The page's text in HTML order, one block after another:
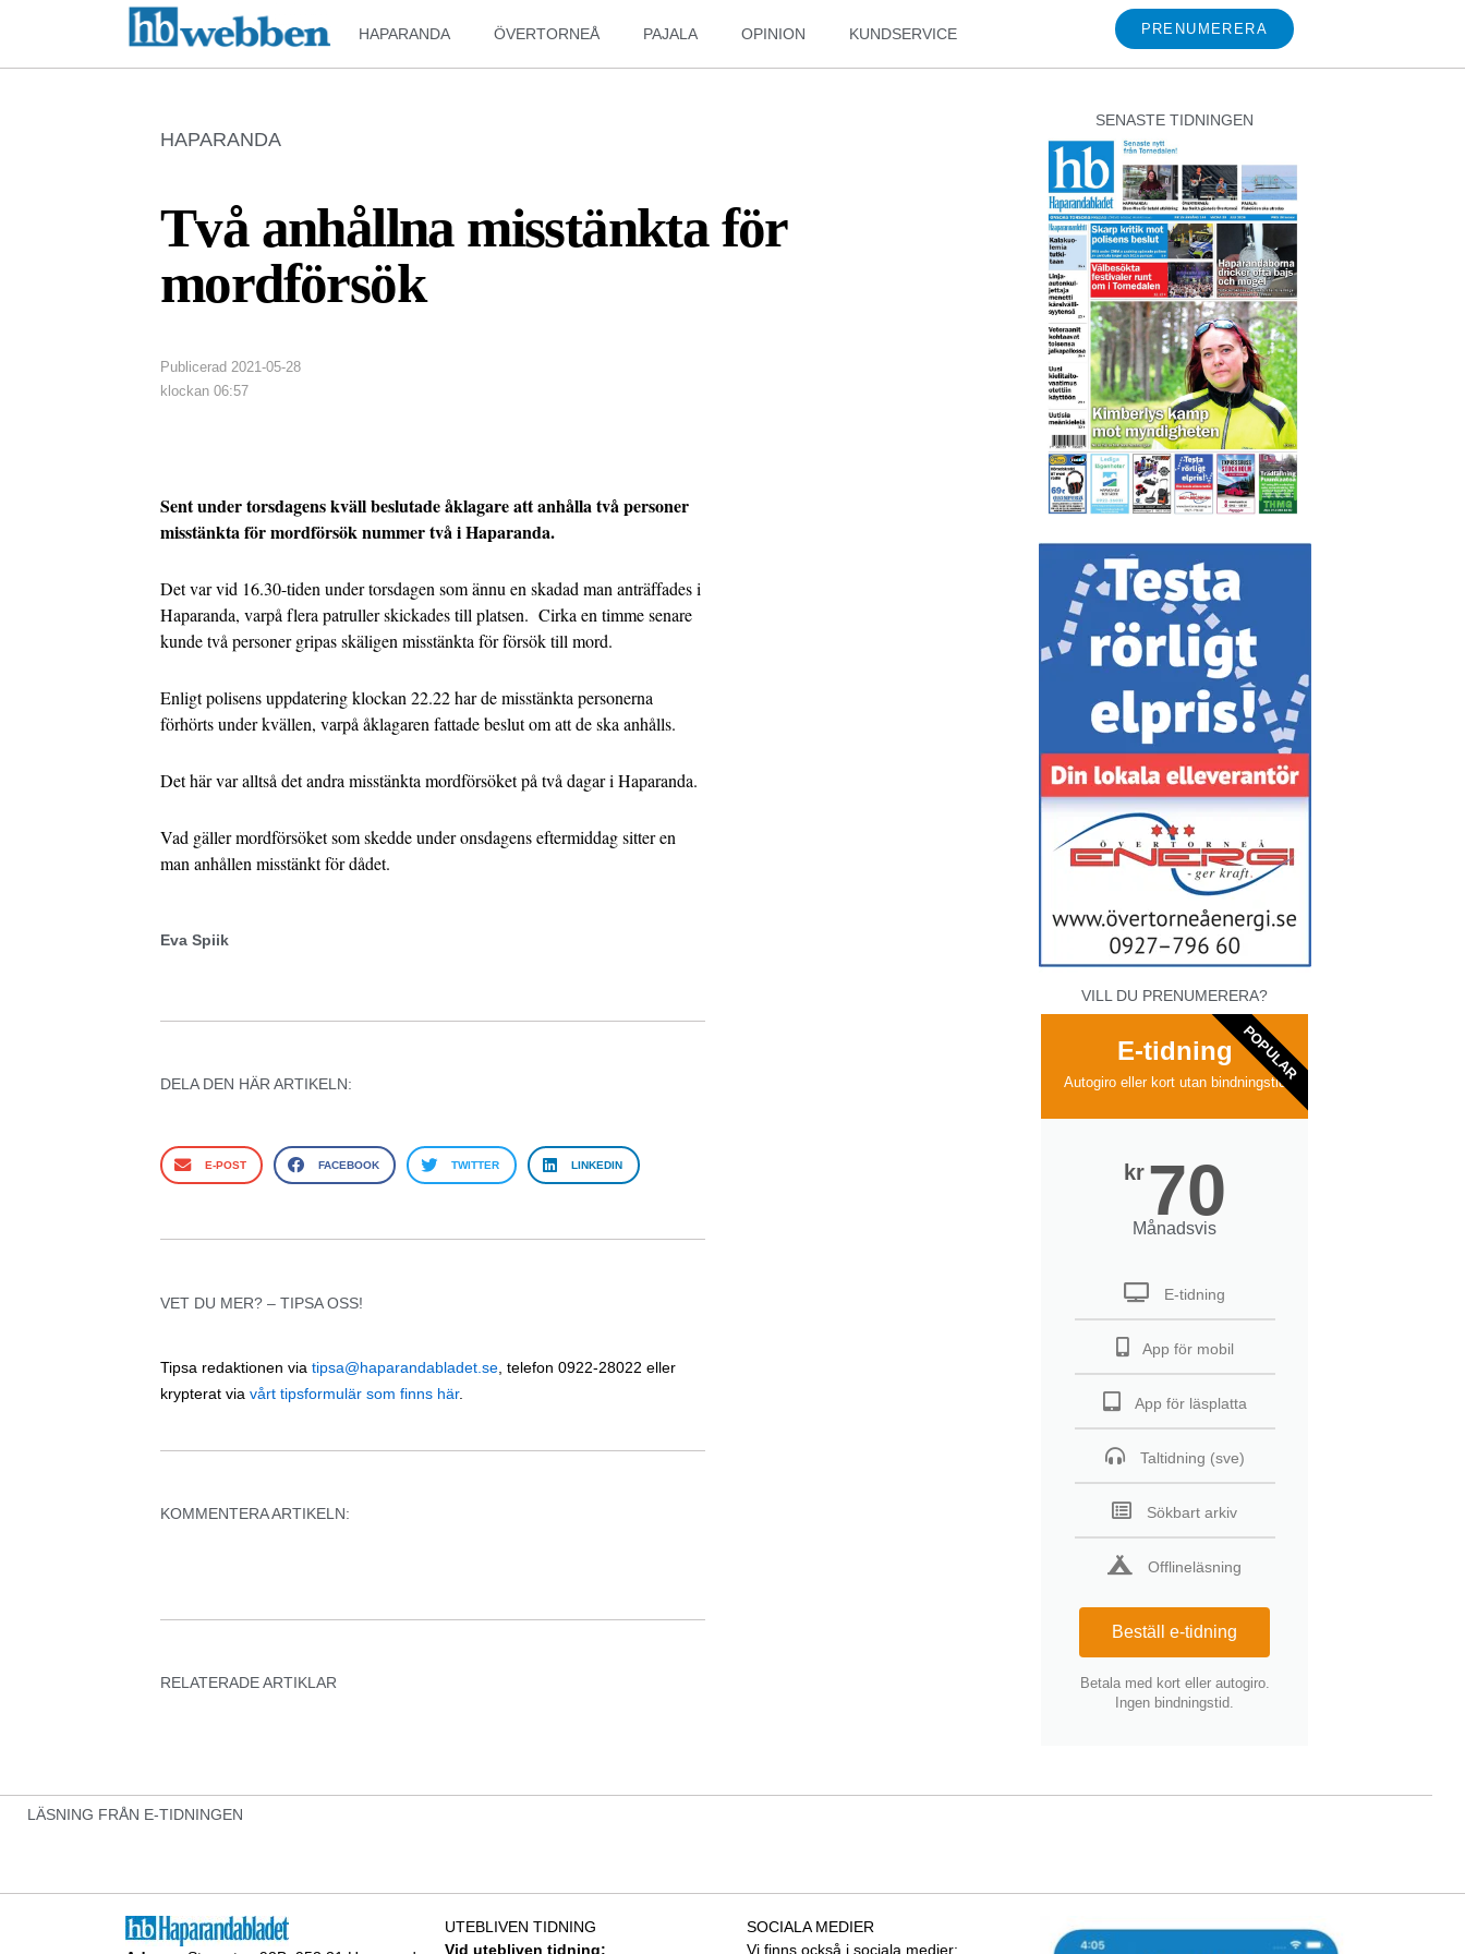
HAPARANDA ÖVERTORNEÅ PAJALA OPINION KUNDSERVICE PRENUMERERA
HAPARANDA
Två anhållna misstänkta för
mordförsök
Publicerad 2021-05-28
klockan 06:57
Sent under torsdagens kväll beslutade åklagare att anhålla två personer
misstänkta för mordförsök nummer två i Haparanda.
Det var vid 16.30-tiden under torsdagen som ännu en skadad man anträffades i
Haparanda, varpå flera patruller skickades till platsen. Cirka en timme senare
kunde två personer gripas skäligen misstänkta för försök till mord.
Enligt polisens uppdatering klockan 22.22 har de misstänkta personerna
förhörts under kvällen, varpå åklagaren fattade beslut om att de ska anhålls.
Det här var alltså det andra misstänkta mordförsöket på två dagar i Haparanda.
Vad gäller mordförsöket som skedde under onsdagens eftermiddag sitter en
man anhållen misstänkt för dådet.
Eva Spiik
DELA DEN HÄR ARTIKELN:
E-POST FACEBOOK TWITTER LINKEDIN
VET DU MER? – TIPSA OSS!
Tipsa redaktionen via tipsa@haparandabladet.se , telefon 0922-28022 eller
krypterat via vårt tipsformulär som finns här.
KOMMENTERA ARTIKELN:
RELATERADE ARTIKLAR
SENASTE TIDNINGEN
VILL DU PRENUMERERA?
E-tidning
Autogiro eller kort utan bindningstid
kr 70
Månadsvis
E-tidning
App för mobil
App för läsplatta
Taltidning (sve)
Sökbart arkiv
Offlineläsning
Beställ e-tidning
Betala med kort eller autogiro.
Ingen bindningstid.
POPULAR
LÄSNING FRÅN E-TIDNINGEN
UTEBLIVEN TIDNING
Vid utebliven tidning:
SOCIALA MEDIER
Vi finns också i sociala medier: